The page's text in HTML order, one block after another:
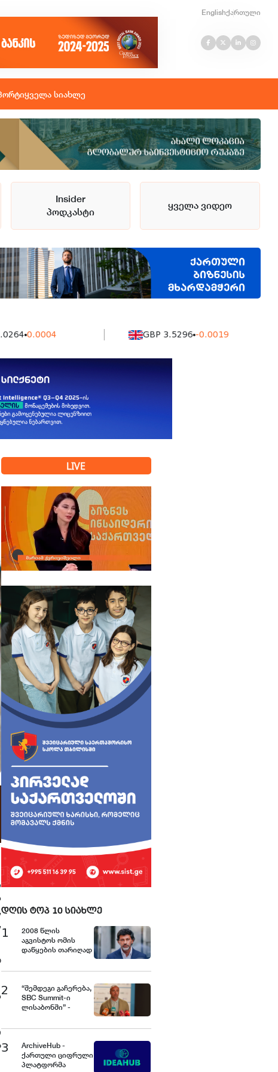
Englishქართული
ყველა სიახლე
Insider
პოდკასტი
ყველა ვიდეო
GBP 3.5296 -0.0019
LIVE
დღის ტოპ 10 სიახლე
1
2008 წლის
აგვისტოს ომის
დაწყების თარიღად
გამოცხადება
კალაძე
2
“შემდეგი გაჩერება,
SBC Summit-ი
ლისაბონში” -
შანსი მსოფლიო
3
ArchiveHub -
ქართული ციფრული
პლატფორმა